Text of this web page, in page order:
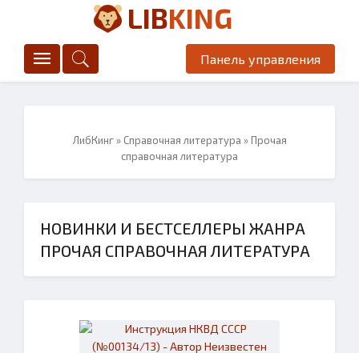
LIBKING
Панель управления
ЛибКинг» Справочная литература » Прочая
справочная литература
НОВИНКИ И БЕСТСЕЛЛЕРЫ ЖАНРА
ПРОЧАЯ СПРАВОЧНАЯ ЛИТЕРАТУРА